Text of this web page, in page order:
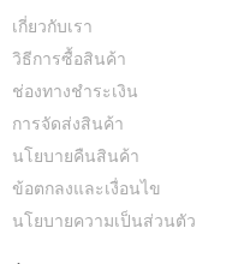
เกี่ยวกับเรา
วิธีการซื้อสินค้า
ช่องทางชำระเงิน
การจัดส่งสินค้า
นโยบายคืนสินค้า
ข้อตกลงและเงื่อนไข
นโยบายความเป็นส่วนตัว